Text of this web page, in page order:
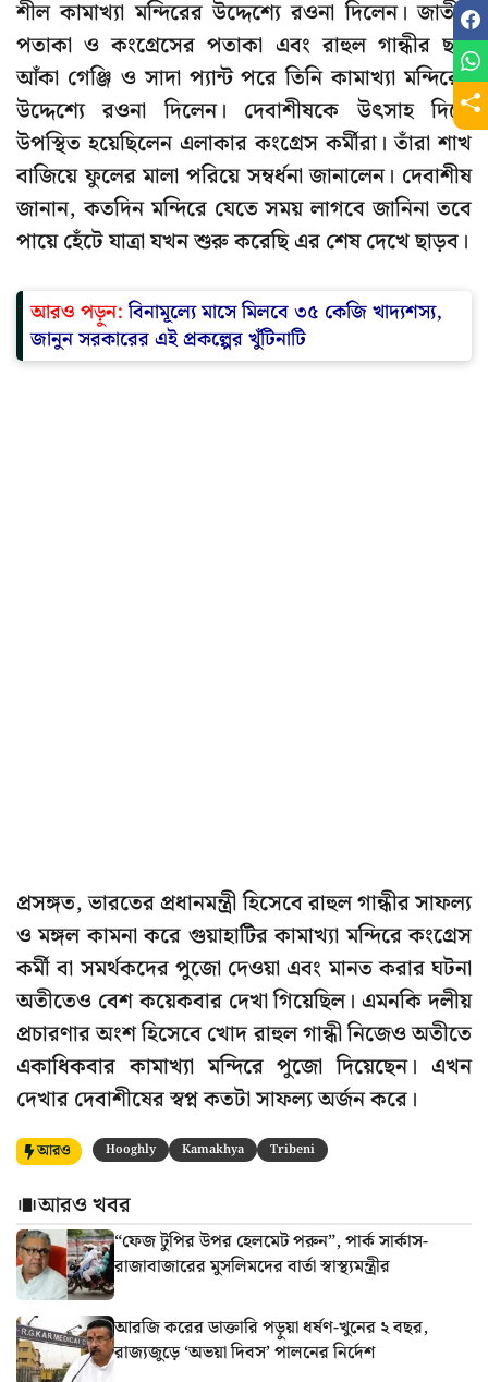
শীল কামাখ্যা মন্দিরের উদ্দেশ্যে রওনা দিলেন। জাতীয়
পতাকা ও কংগ্রেসের পতাকা এবং রাহুল গান্ধীর ছবি
আঁকা গেঞ্জি ও সাদা প্যান্ট পরে তিনি কামাখ্যা মন্দিরের
উদ্দেশ্যে রওনা দিলেন। দেবাশীষকে উৎসাহ দিতে
উপস্থিত হয়েছিলেন এলাকার কংগ্রেস কর্মীরা। তাঁরা শাখ
বাজিয়ে ফুলের মালা পরিয়ে সম্বর্ধনা জানালেন। দেবাশীষ
জানান, কতদিন মন্দিরে যেতে সময় লাগবে জানিনা তবে
পায়ে হেঁটে যাত্রা যখন শুরু করেছি এর শেষ দেখে ছাড়ব।
আরও পড়ুন:বিনামূল্যে মাসে মিলবে ৩৫ কেজি খাদ্যশস্য,
জানুন সরকারের এই প্রকল্পের খুঁটিনাটি
প্রসঙ্গত, ভারতের প্রধানমন্ত্রী হিসেবে রাহুল গান্ধীর সাফল্য
ও মঙ্গল কামনা করে গুয়াহাটির কামাখ্যা মন্দিরে কংগ্রেস
কর্মী বা সমর্থকদের পুজো দেওয়া এবং মানত করার ঘটনা
অতীতেও বেশ কয়েকবার দেখা গিয়েছিল। এমনকি দলীয়
প্রচারণার অংশ হিসেবে খোদ রাহুল গান্ধী নিজেও অতীতে
একাধিকবার কামাখ্যা মন্দিরে পুজো দিয়েছেন। এখন
দেখার দেবাশীষের স্বপ্ন কতটা সাফল্য অর্জন করে।
আরও Hooghly Kamakhya Tribeni
আরও খবর
“ফেজ টুপির উপর হেলমেট পরুন”, পার্ক সার্কাস-
রাজাবাজারের মুসলিমদের বার্তা স্বাস্থ্যমন্ত্রীর
আরজি করের ডাক্তারি পড়ুয়া ধর্ষণ-খুনের ২ বছর,
রাজ্যজুড়ে ‘অভয়া দিবস’ পালনের নির্দেশ